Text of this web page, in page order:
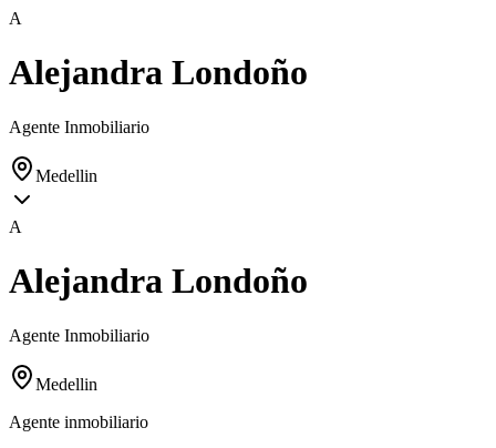
A
Alejandra Londoño
Agente Inmobiliario
Medellin
A
Alejandra Londoño
Agente Inmobiliario
Medellin
Agente inmobiliario